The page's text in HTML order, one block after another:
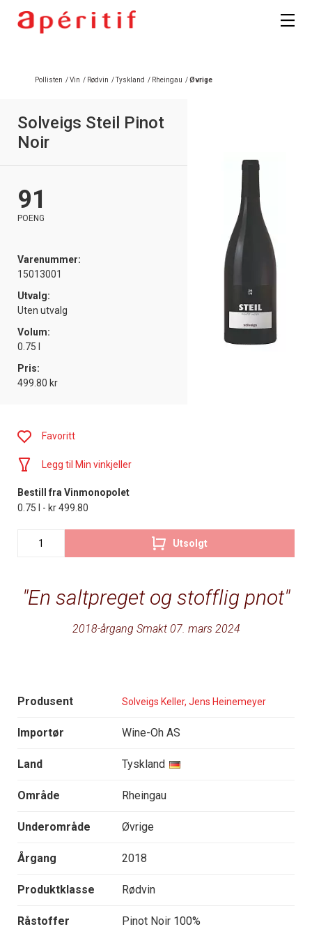
Pollisten /Vin / Rødvin /Tyskland / Rheingau /Øvrige
Solveigs Steil Pinot
Noir
91
POENG
Varenummer:
15013001
Utvalg:
Uten utvalg
Volum:
0.75 l
Pris:
499.80 kr
En saltpreget og stofflig pnot
2018-årgang Smakt 07. mars 2024
Produsent Solveigs Keller, Jens Heinemeyer
Importør Wine-Oh AS
Land Tyskland
Område Rheingau
Underområde Øvrige
Årgang 2018
Produktklasse Rødvin
Råstoffer Pinot Noir 100%
Favoritt
Legg til Min vinkjeller
Bestill fra Vinmonopolet
0.75 l - kr 499.80
Utsolgt